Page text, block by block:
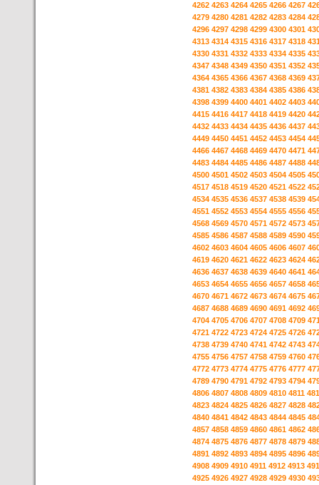
4262 4263 4264 4265 4266 4267
4279 4280 4281 4282 4283 4284
4296 4297 4298 4299 4300 4301
4313 4314 4315 4316 4317 4318
4330 4331 4332 4333 4334 4335
4347 4348 4349 4350 4351 4352
4364 4365 4366 4367 4368 4369
4381 4382 4383 4384 4385 4386
4398 4399 4400 4401 4402 4403
4415 4416 4417 4418 4419 4420
4432 4433 4434 4435 4436 4437
4449 4450 4451 4452 4453 4454
4466 4467 4468 4469 4470 4471
4483 4484 4485 4486 4487 4488
4500 4501 4502 4503 4504 4505
4517 4518 4519 4520 4521 4522
4534 4535 4536 4537 4538 4539
4551 4552 4553 4554 4555 4556
4568 4569 4570 4571 4572 4573
4585 4586 4587 4588 4589 4590
4602 4603 4604 4605 4606 4607
4619 4620 4621 4622 4623 4624
4636 4637 4638 4639 4640 4641
4653 4654 4655 4656 4657 4658
4670 4671 4672 4673 4674 4675
4687 4688 4689 4690 4691 4692
4704 4705 4706 4707 4708 4709
4721 4722 4723 4724 4725 4726
4738 4739 4740 4741 4742 4743
4755 4756 4757 4758 4759 4760
4772 4773 4774 4775 4776 4777
4789 4790 4791 4792 4793 4794
4806 4807 4808 4809 4810 4811
4823 4824 4825 4826 4827 4828
4840 4841 4842 4843 4844 4845
4857 4858 4859 4860 4861 4862
4874 4875 4876 4877 4878 4879
4891 4892 4893 4894 4895 4896
4908 4909 4910 4911 4912 4913
4925 4926 4927 4928 4929 4930